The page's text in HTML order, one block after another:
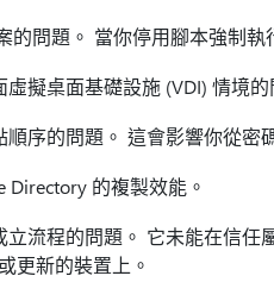
的問題。 當你停用腳本強制
擬桌面基礎設施 (VDI) 情境
序的問題。 這會影響你從密
Directory 的複製效能。
流程的問題。 它未能在信
更新的裝置上。